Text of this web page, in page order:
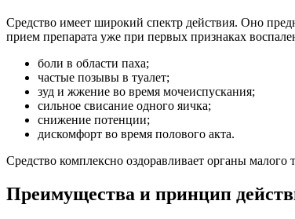
Средство имеет широкий спектр действия. Оно
прием препарата уже при первых признаках
боли в области паха;
частые позывы в туалет;
зуд и жжение во время мочеиспускания;
сильное свисание одного яичка;
снижение потенции;
дискомфорт во время полового акта.
Средство комплексно оздоравливает органы
Преимущества и принцип